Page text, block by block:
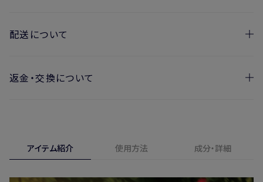
配送について
お届け日の目安
※新製品（限定製品）は除きます。
※定期販売のお申し込みは、7日後以降の配送となります。
返金・交換について
合、期間内*であれば、返金・交換サービスをご利用いただけ
ます。アイテム紹介 使用方法 成分・詳細